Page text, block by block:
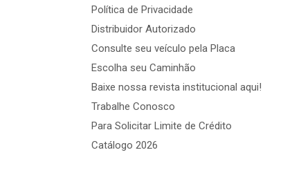
Política de Privacidade
Distribuidor Autorizado
Consulte seu veículo pela Placa
Escolha seu Caminhão
Baixe nossa revista institucional aqui!
Trabalhe Conosco
Para Solicitar Limite de Crédito
Catálogo 2026